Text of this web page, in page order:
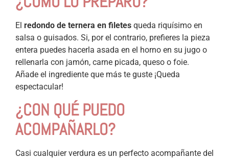
El redondo de ternera en filetes queda riquísimo en
salsa o guisados. Si, por el contrario, prefieres la pieza
entera puedes hacerla asada en el horno en su jugo o
rellenarla con jamón, carne picada, queso o foie.
Añade el ingrediente que más te guste ¡Queda
espectacular!
¿CON QUÉ PUEDO
ACOMPAÑARLO?
Casi cualquier verdura es un perfecto acompañante del